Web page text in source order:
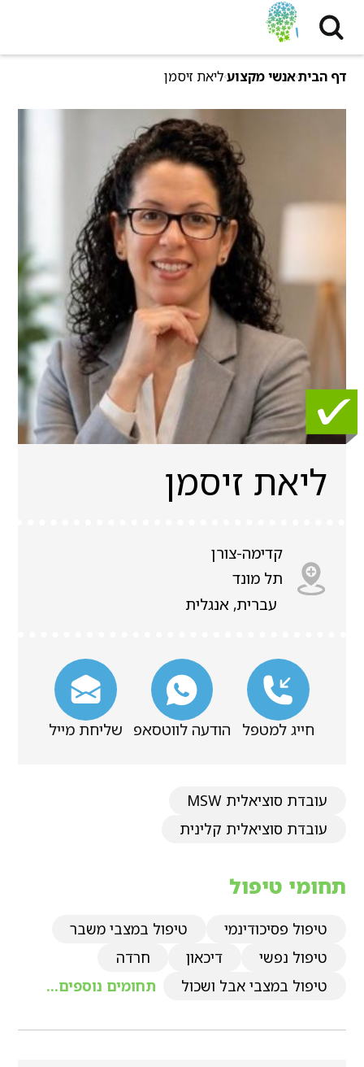
דף הביתאנשי מקצועליאת זיסמן
ליאת זיסמן
קדימה-צורן
תל מונד
עברית, אנגלית
חייג למטפל הודעה לווטסאפ שליחת מייל
עובדת סוציאלית MSW
עובדת סוציאלית קלינית
תחומי טיפול
טיפול פסיכודינמי
טיפול במצבי משבר
טיפול נפשי
דיכאון
חרדה
טיפול במצבי אבל ושכול
תחומים נוספים...